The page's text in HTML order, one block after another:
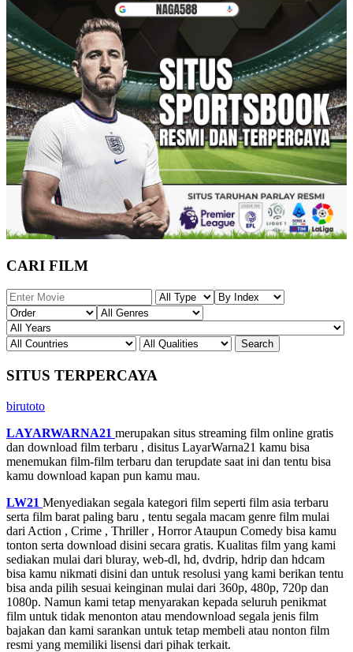
CARI FILM
SITUS TERPERCAYA
birutoto
LAYARWARNA21 merupakan situs streaming film online gratis
dan download film terbaru , disitus LayarWarna21 kamu bisa
menemukan film-film terbaru dan terupdate saat ini dan tentu bisa
kamu download kapan pun kamu mau.
LW21 Menyediakan segala kategori film seperti film asia terbaru
serta film barat paling baru , tentu segala macam genre film mulai
dari Action , Crime , Thriller , Horror Ataupun Comedy bisa kamu
tonton serta download disini secara gratis. Kualitas film yang kami
sediakan mulai dari bluray, web-dl, hd, dvdrip, hdrip dan hdcam
bisa kamu nikmati disini dan untuk resolusi yang kami berikan tentu
bisa anda pilih sesuai keinginan mulai dari 360p, 480p, 720p dan
1080p. Namun kami tetap menyarakan kepada seluruh penikmat
film untuk tidak menonton atau mendownload segala jenis film
bajakan dan kami sarankan untuk tetap membeli atau nonton film
resmi yang memiliki lisensi dari pihak terkait.